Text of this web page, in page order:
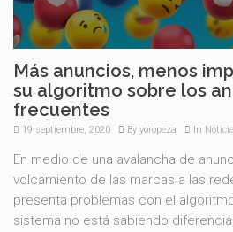
Más anuncios, menos
su algoritmo sobre los
frecuentes
19 septiembre, 2020 By yoropeza In
En medio de una avalancha de
volcamiento de las marcas a las
presenta problemas con el
sistema no está sabiendo